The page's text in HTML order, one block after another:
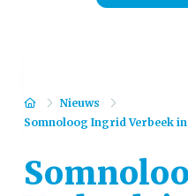
HomeNieuws
Somnoloog Ingrid Verbeek in